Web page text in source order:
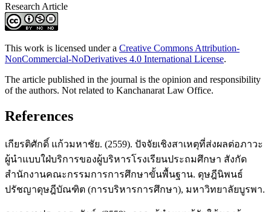
Research Article
This work is licensed under a Creative Commons Attribution-
NonCommercial-NoDerivatives 4.0 International License.
The article published in the journal is the opinion and responsibility
of the authors. Not related to Kanchanarat Law Office.
References
เกียรติศักดิ์ แก้วมหาชัย. (2559). ปัจจัยเชิงสาเหตุที่ส่งผลต่อภาวะ
ผู้นำแบบใฝ่บริการของผู้บริหารโรงเรียนประถมศึกษา สังกัด
สำนักงานคณะกรรมการการศึกษาขั้นพื้นฐาน. ดุษฎีนิพนธ์
ปรัชญาดุษฎีบัณฑิต (การบริหารการศึกษา), มหาวิทยาลัยบูรพา.